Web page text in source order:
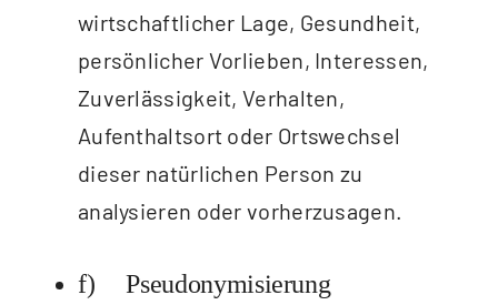
wirtschaftlicher Lage, Gesundheit,
persönlicher Vorlieben, Interessen,
Zuverlässigkeit, Verhalten,
Aufenthaltsort oder Ortswechsel
dieser natürlichen Person zu
analysieren oder vorherzusagen.
f) Pseudonymisierung